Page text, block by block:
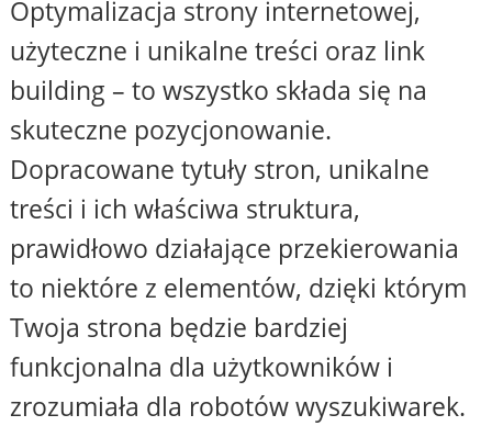
Optymalizacja strony internetowej,
użyteczne i unikalne treści oraz link
building – to wszystko składa się na
skuteczne pozycjonowanie.
Dopracowane tytuły stron, unikalne
treści i ich właściwa struktura,
prawidłowo działające przekierowania
to niektóre z elementów, dzięki którym
Twoja strona będzie bardziej
funkcjonalna dla użytkowników i
zrozumiała dla robotów wyszukiwarek.